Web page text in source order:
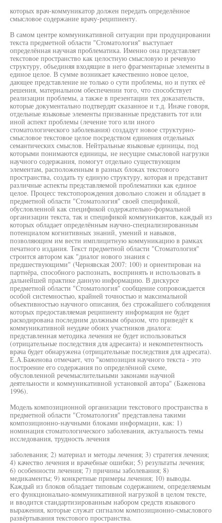
которых врач-коммуникатор должен передать определённое
смысловое содержание врачу-реципиенту.
В самом центре коммуникативной ситуации при продуцировании
текста предметной области "Стоматология" выступает
определённая научная проблематика. Именно она представляет
текстовое пространство как целостную смысловую и речевую
структуру, объединяя входящие в него фрагментарные элементы в
единое целое. В сумме возникает качественно новое целое,
дающее представление не только о сути проблемы, но и путях её
решения, материальном обеспечении того, что способствует
реализации проблемы, а также в презентации тех доказательств,
которые документально подтвердят сказанное и т.д. Иначе говоря,
отдельные языковые элементы призванные представить тот или
иной аспект проблемы (лечение того или иного
стоматологического заболевания) создадут новое структурно-
смысловое текстовое целое посредством единения отдельных
семантических смыслов. Нейтральные языковые единицы, под
которыми понимаются единицы, не несущие смысловой нагрузки
научного содержания, помогут отдельно существующим
элементам, расположенным в разных блоках текстового
пространства, создать ту единую структуру, которая и представит
различные аспекты представляемой проблематики как единое
целое. Процесс текстопорождения довольно сложен и обладает в
предметной области "Стоматология" своей спецификой,
обусловленной как спецификой содержательно-формальной
организации текста, так и спецификой коммуникантов, каждый из
которых обладает определённым научно-специализированным
потенциалом когнитивных знаний, умений и навыков,
позволяющим им вести имплицитную коммуникацию в рамках
печатного издания. Текст предметной области "Стоматология"
строится автором как "диалог нового знания с
предшествующими" (Чернявская 2007: 100) и ориентирован на
партнёра, способного распознать, воспринять и использовать в
дальнейшей практике данную информацию. В дискурсе
предметной области "Стоматология" сообщение сопровождается
особой системностью, крайней точностью и максимальной
объективностью научного описания, без строжайшего соблюдения
которых предоставляемая реципиенту информация не будет
раскодирована последним должным образом, что приведёт к
коммуникативной неудаче обоих участников диалога:
представленная методика лечения не будет использоваться
(отрицательные последствия для адресанта) и некомпетентность
врача будет обнаружена (отрицательные последствия для адресата).
Е.А.Баженова отмечает, что "композиция научного текста - это
построение его содержания по определённой схеме,
обусловленной речемыслительными законами научной
деятельности и коммуникативной установкой автора" (Баженова
1996).
Модель композиционной организации текстового пространства в
предметной области "Стоматология" представлена такими
композиционно-научными блоками информации, как: 1)
номинация стоматологического заболевания, актуальность темы
исследования, трудность лечения
заболевания; 2) материал и методы лечения; 3) стратегия лечения;
4) качество лечения и врачебные ошибки; 5) результаты лечения;
6) особенности лечения; 7) причины заболевания; 8)
медикаменты; 9) конкретные примеры лечения; 10) выводы.
Каждый из блоков обладает типовым содержанием, определяемым
его функционально-коммуникативной нагрузкой в целом тексте,
и вводится стандартизированным набором средств языкового
выражения, которые служат сигналом композиционно-смыслового
развёртывания текстового пространства.